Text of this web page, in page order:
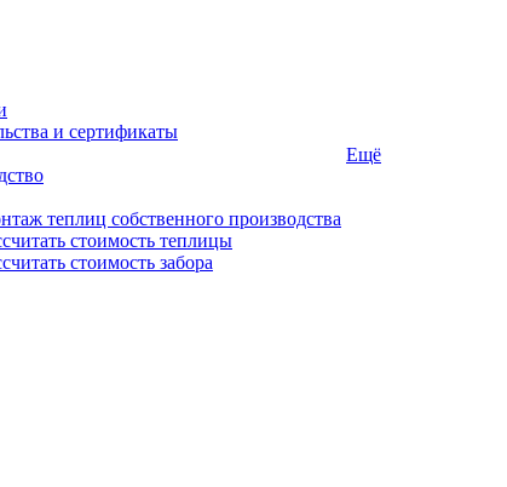
и сертификаты
теплиц собственного производства
стоимость теплицы
стоимость забора
Ещё